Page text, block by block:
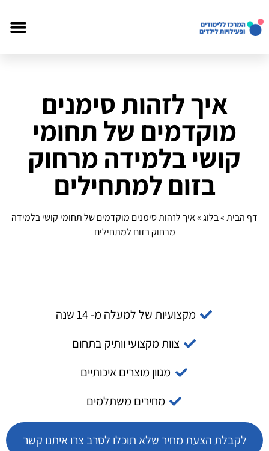
איך לזהות סימנים
מוקדמים של תחומי
קושי בלמידה מרחוק
בזום למתחילים
דף הבית»בלוג»איך לזהות סימנים מוקדמים של תחומי קושי בלמידה
מרחוק בזום למתחילים
מקצועיות של למעלה מ- 14 שנה
צוות מקצועי וותיק בתחום
מגוון מוצרים איכותיים
מחירים משתלמים
לקבלת הצעת מחיר שלא תוכלו לסרב צרו איתנו קשר